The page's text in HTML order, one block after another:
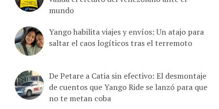
mundo
Yango habilita viajes y envíos: Un atajo para
saltar el caos logíticos tras el terremoto
De Petare a Catia sin efectivo: El desmontaje
de cuentos que Yango Ride se lanzó para que
no te metan coba